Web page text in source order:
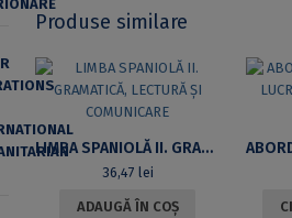
Produse similare
LIMBA SPANIOLĂ II. GRAMATICĂ, LECTURĂ ȘI COMUNICARE
36,47 lei
ADAUGĂ ÎN COȘ